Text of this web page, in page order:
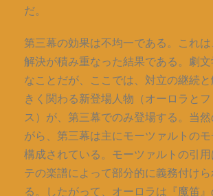
だ。
第三幕の効果は不均一である。これ
解決が積み重なった結果である。劇
なことだが、ここでは、対立の継続
きく関わる新登場人物（オーロラと
ス）が、第三幕でのみ登場する。当
がら、第三幕は主にモーツァルトの
構成されている。モーツァルトの引
テの楽譜によって部分的に義務付け
る。したがって、オーロラは『魔笛』